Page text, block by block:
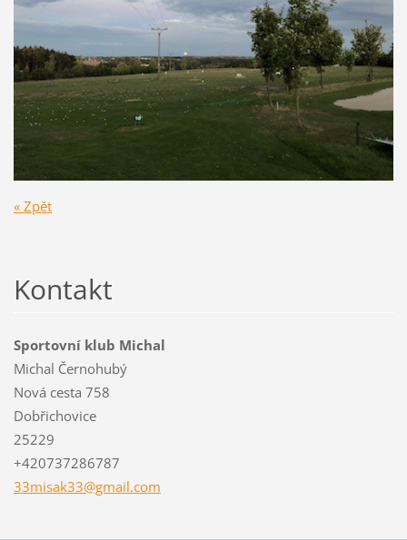
« Zpět
Kontakt
Sportovní klub Michal
Michal Černohubý
Nová cesta 758
Dobřichovice
25229
+420737286787
33misak33@gmail.com